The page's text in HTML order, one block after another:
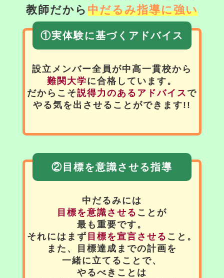
教師だから 中だるみ指導に強い
①実体験に基づくアドバイス
設立メンバー全員が中高一貫校から
難関大学に合格しています。
だからこそ説得力のあるアドバイス で
やる気を出させることができます!!
②目標を意識させる指導
中だるみには
目標を意識させる ことが
最も重要です。
それにはまず 目標を宣言させる こと。
また、目標達成までの計画を
一緒に立てることで、
やるべきことは